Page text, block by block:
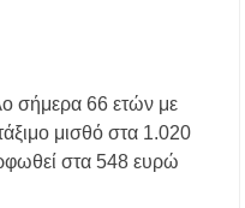
σήμερα 66 ετών με
μισθό στα 1.020
στα 548 ευρώ